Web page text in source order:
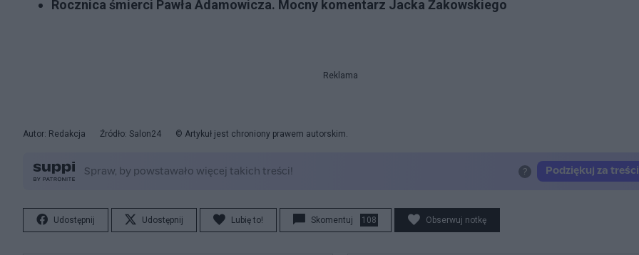
Rocznica śmierci Pawła Adamowicza. Mocny komentarz Jacka Żakowskiego
Reklama
Autor: Redakcja Źródło: Salon24 © Artykuł jest chroniony prawem autorskim.
Udostępnij Udostępnij Lubię to! Skomentuj 108 Obserwuj notkę